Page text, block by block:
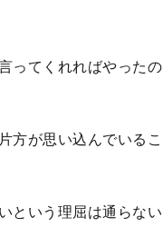
ってくれればやったの
方が思い込んでいるこ
という理屈は通らない